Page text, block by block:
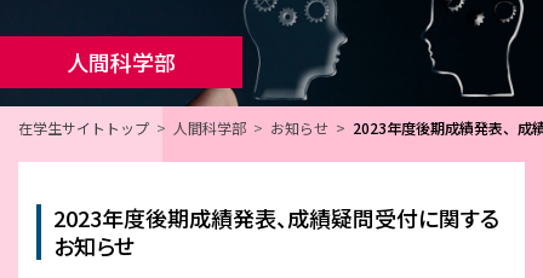
人間科学部
在学生サイトトップ 人間科学部 お知らせ 2023年度後期成績発表、成
2023年度後期成績発表、成績疑問受付に関する
お知らせ